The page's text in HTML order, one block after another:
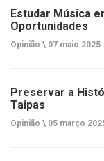
Estudar Música
Oportunidades
Opinião \ 07 maio 2025
Preservar a
Taipas
Opinião \ 05 março